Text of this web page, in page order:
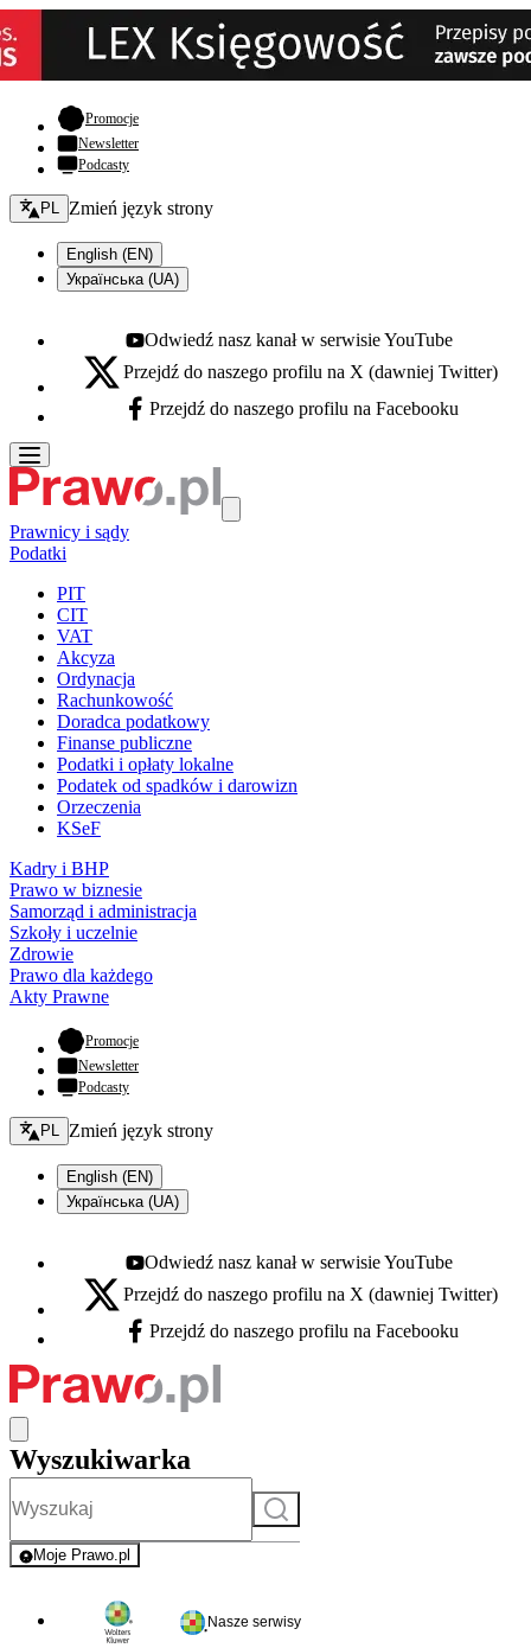
Promocje- otwiera się w nowej karcie
Newsletter
Podcasty
Zmień język - bieżący:
PL Zmień język strony
English (EN)
Українська (UA)
Youtube - otwiera się w nowej karcie
Odwiedź nasz kanał w serwisie YouTube
X - otwiera się w nowej karcie
Przejdź do naszego profilu na X (dawniej Twitter)
Facebook - otwiera się w nowej karcie
Przejdź do naszego profilu na Facebooku
Prawnicy i sądy
Podatki
PIT
CIT
VAT
Akcyza
Ordynacja
Rachunkowość
Doradca podatkowy
Finanse publiczne
Podatki i opłaty lokalne
Podatek od spadków i darowizn
Orzeczenia
KSeF
Kadry i BHP
Prawo w biznesie
Samorząd i administracja
Szkoły i uczelnie
Zdrowie
Prawo dla każdego
Akty Prawne
Promocje- otwiera się w nowej karcie
Newsletter
Podcasty
Zmień język - bieżący:
PL Zmień język strony
English (EN)
Українська (UA)
Youtube - otwiera się w nowej karcie
Odwiedź nasz kanał w serwisie YouTube
X - otwiera się w nowej karcie
Przejdź do naszego profilu na X (dawniej Twitter)
Facebook - otwiera się w nowej karcie
Przejdź do naszego profilu na Facebooku
Wyszukiwarka
Szukaj
Moje Prawo.pl
- rejestracja i logowanie do serwisu
Nasze serwisy